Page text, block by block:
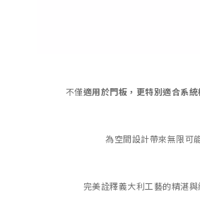
不僅適用於門板，更特別適合系
為空間設計帶來無限可
完美詮釋義大利工藝的精湛